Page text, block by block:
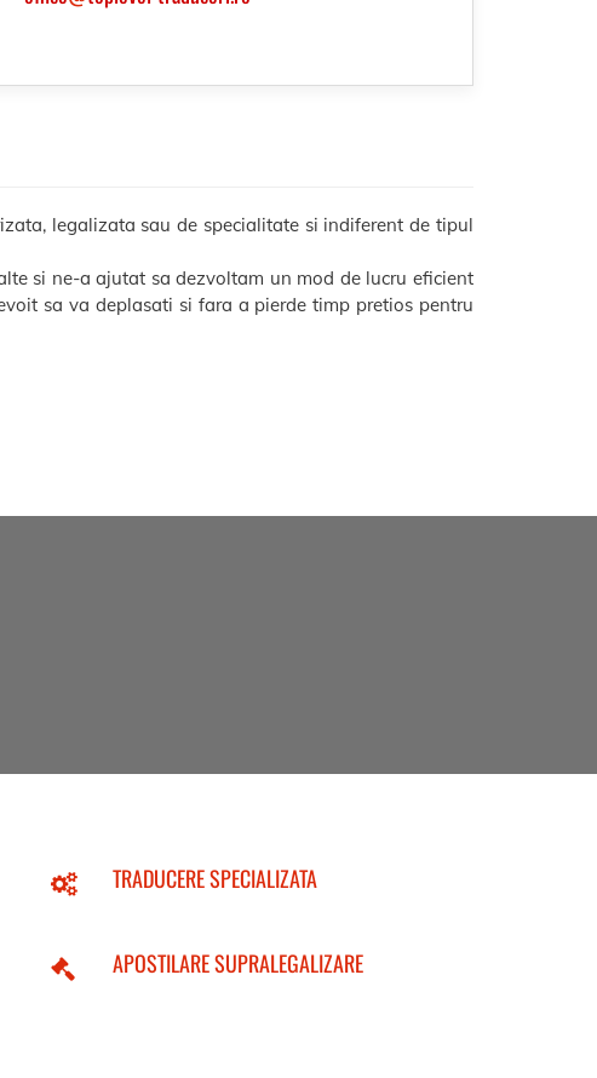
legalizata sau de specialitate si indiferent de tipul
si ne-a ajutat sa dezvoltam un mod de lucru eficient
sa va deplasati si fara a pierde timp pretios pentru
TRADUCERE SPECIALIZATA
APOSTILARE SUPRALEGALIZARE